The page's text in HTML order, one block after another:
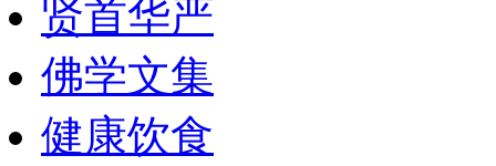
贤首华严
佛学文集
健康饮食